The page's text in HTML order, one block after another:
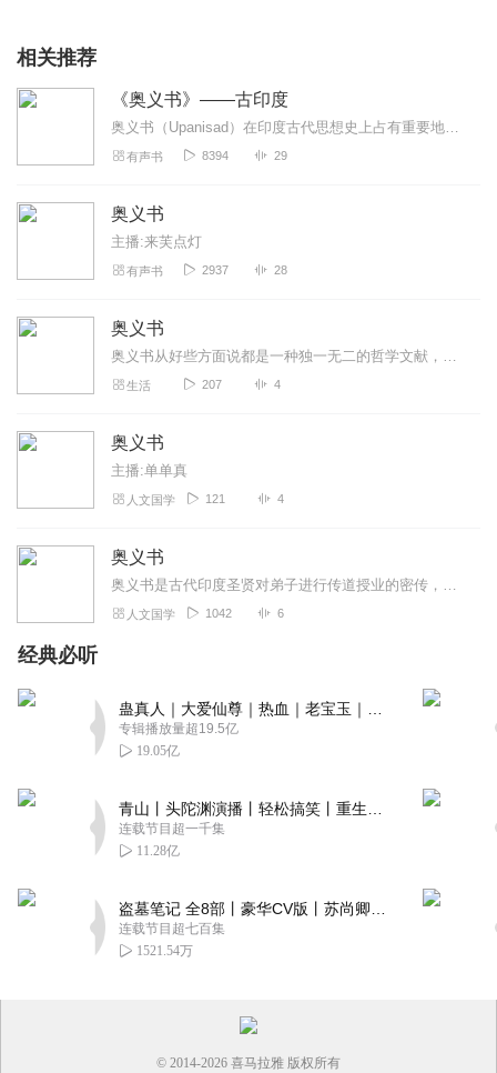
相关推荐
《奥义书》——古印度
奥义书（Upanisad）在印度古代思想史上占有重要地位，是印度上古思想转型的关键著作，对印度古代宗教和哲学的发展产生了深远影响。
有声书 8394 29
奥义书
主播:来芙点灯
有声书 2937 28
奥义书
奥义书从好些方面说都是一种独一无二的哲学文献，其全部核心目标是向我们介绍知识，但这种知识不是任何世俗知识或科学知识，甚至也不是有关人类社会的知识。毋宁说，它是一...
生活 207 4
奥义书
主播:单单真
人文国学 121 4
奥义书
奥义书是古代印度圣贤对弟子进行传道授业的密传，是印度人思考自我和宇宙的源泉。奥义书流传很多版本，本专辑选择乃文编译《奥义书》
人文国学 1042 6
经典必听
专辑播放量超19.5亿
19.05亿
连载节目超一千集
11.28亿
连载节目超七百集
1521.54万
© 2014-2026 喜马拉雅 版权所有